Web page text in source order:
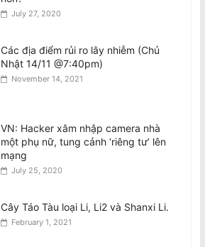
August 8, 2026
Bài Phản Biện Về Thông Báo ngày 7/8
của Ô. Nguyễn Quang Duy: Sự
Nguyện Biện Và Hành Vi Vu Khống
Hàm Hồ Bắt Nguồn Từ Sự Gian Dối Nội
Tân BCH CĐNVTD-VIC: Tóm Tắt Thư
Luật Sư Bằng Tiếng Việt
August 8, 2026
July 27, 2020
Các địa điểm rủi ro lây nhiễm (Chủ
Nhật 14/11 @7:40pm)
November 14, 2021
VN: Hacker xâm nhập camera nhà
một phụ nữ, tung cảnh ‘riêng tư’ lên
mạng
July 25, 2020
Cây Táo Tàu loại Li, Li2 và Shanxi Li.
February 1, 2021